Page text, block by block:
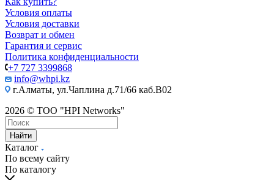
Условия оплаты
Условия доставки
Возврат и обмен
Гарантия и сервис
Политика конфиденциальности
+7 727 3399868
info@whpi.kz
г.Алматы, ул.Чаплина д.71/66 каб.B02
2026 © ТОО "HPI Networks"
Найти
Каталог
По всему сайту
По каталогу